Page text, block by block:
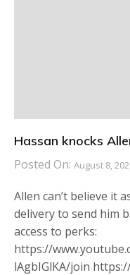
Hassan knocks
Posted On: August 8,
Allen can’t believe it
delivery to send him
access to perks:
https://
lAgbIGlKA/join